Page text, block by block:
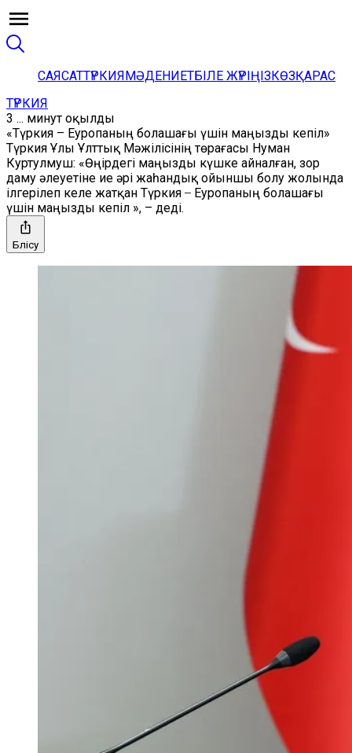
САЯСАТТҮРКИЯМӘДЕНИЕТБІЛЕ ЖҮРІҢІЗКӨЗҚАРАС
ТҮРКИЯ
3 ... минут оқылды
«Түркия – Еуропаның болашағы үшін маңызды кепіл»
Түркия Ұлы Ұлттық Мәжілісінің төрағасы Нуман
Куртулмуш: «Өңірдегі маңызды күшке айналған, зор
даму әлеуетіне ие әрі жаһандық ойыншы болу жолында
ілгерілеп келе жатқан Түркия ̶ Еуропаның болашағы
үшін маңызды кепіл », – деді.
Бөлісу